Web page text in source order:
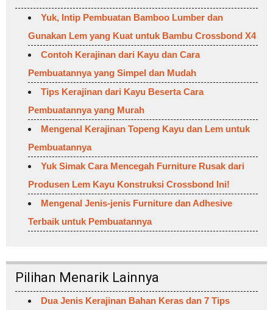
Yuk, Intip Pembuatan Bamboo Lumber dan
Gunakan Lem yang Kuat untuk Bambu Crossbond X4
Contoh Kerajinan dari Kayu dan Cara
Pembuatannya yang Simpel dan Mudah
Tips Kerajinan dari Kayu Beserta Cara
Pembuatannya yang Murah
Mengenal Kerajinan Topeng Kayu dan Lem untuk
Pembuatannya
Yuk Simak Cara Mencegah Furniture Rusak dari
Produsen Lem Kayu Konstruksi Crossbond Ini!
Mengenal Jenis-jenis Furniture dan Adhesive
Terbaik untuk Pembuatannya
Pilihan Menarik Lainnya
Dua Jenis Kerajinan Bahan Keras dan 7 Tips